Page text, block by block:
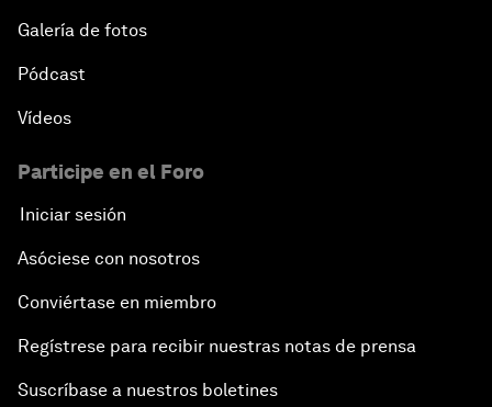
Galería de fotos
Pódcast
Vídeos
Participe en el Foro
Iniciar sesión
Asóciese con nosotros
Conviértase en miembro
Regístrese para recibir nuestras notas de prensa
Suscríbase a nuestros boletines